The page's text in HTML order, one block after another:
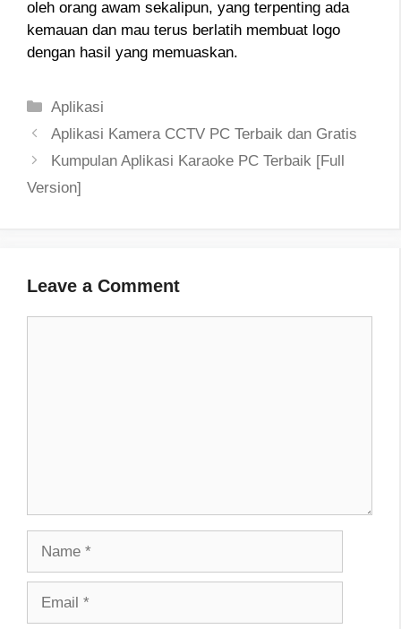
oleh orang awam sekalipun, yang terpenting ada
kemauan dan mau terus berlatih membuat logo
dengan hasil yang memuaskan.
Categories
Aplikasi
Post
navigation
Aplikasi Kamera CCTV PC Terbaik dan Gratis
Kumpulan Aplikasi Karaoke PC Terbaik [Full
Version]
Leave a Comment